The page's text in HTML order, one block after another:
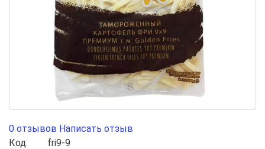
0 отзывов Написать отзыв
Код:
fri9-9